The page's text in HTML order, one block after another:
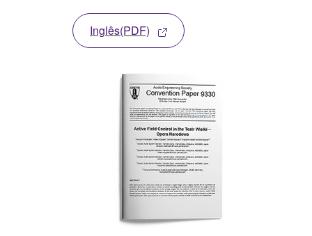
Inglês(PDF)